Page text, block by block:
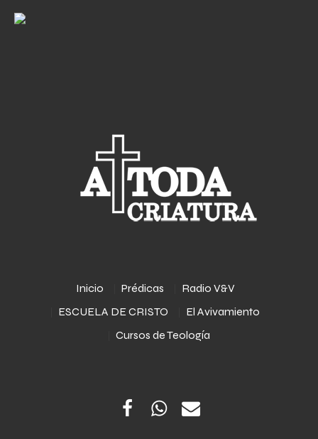
Inicio Prédicas
Radio V&V
ESCUELA DE CRISTO
El Avivamiento
Cursos de Teología